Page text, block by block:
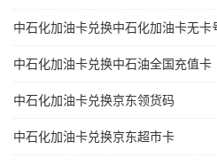
中石化加油卡兑换中石化加油卡无卡
中石化加油卡兑换中石油全国充值卡
中石化加油卡兑换京东领货码
中石化加油卡兑换京东超市卡